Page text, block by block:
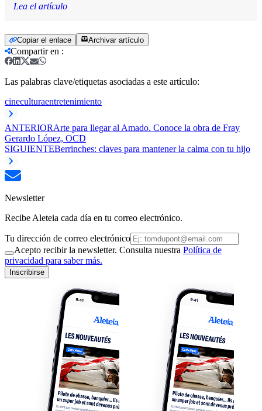
Lea el artículo
Copiar el enlace Archivar artículo
Compartir en :
Las palabras clave/etiquetas asociadas a este artículo:
cineculturaentretenimiento
ANTERIORArte para llegar al Amado. Conoce la obra de Fray
Gerardo López, OCD
SIGUIENTEBerrinches: claves para mantener la calma con tu hijo
Newsletter
Recibe Aleteia cada día en tu correo electrónico.
Tu dirección de correo electrónico
Acepto recibir la newsletter. Consulta nuestra Política de
privacidad para saber más.
Inscribirse